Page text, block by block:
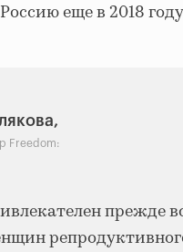
еще в 2018
Freedom:
прежде